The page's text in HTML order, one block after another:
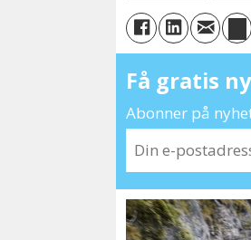
Få gratis
Abonner på